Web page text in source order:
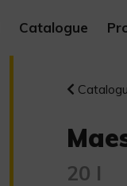
Catalogue
20 l